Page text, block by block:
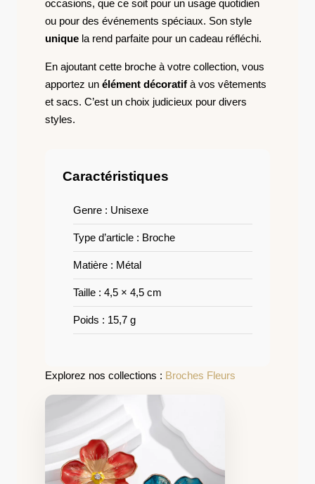
occasions, que ce soit pour un usage quotidien
ou pour des événements spéciaux. Son style
unique la rend parfaite pour un cadeau réfléchi.
En ajoutant cette broche à votre collection, vous
apportez un élément décoratif à vos vêtements
et sacs. C’est un choix judicieux pour divers
styles.
Caractéristiques
Genre : Unisexe
Type d’article : Broche
Matière : Métal
Taille : 4,5 × 4,5 cm
Poids : 15,7 g
Explorez nos collections : Broches Fleurs